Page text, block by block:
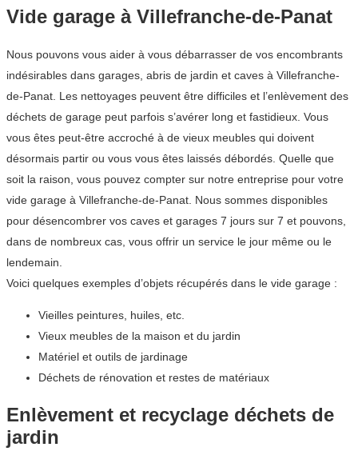
Vide garage à Villefranche-de-Panat
Nous pouvons vous aider à vous débarrasser de vos encombrants
indésirables dans garages, abris de jardin et caves à Villefranche-
de-Panat. Les nettoyages peuvent être difficiles et l’enlèvement des
déchets de garage peut parfois s’avérer long et fastidieux. Vous
vous êtes peut-être accroché à de vieux meubles qui doivent
désormais partir ou vous vous êtes laissés débordés. Quelle que
soit la raison, vous pouvez compter sur notre entreprise pour votre
vide garage à Villefranche-de-Panat. Nous sommes disponibles
pour désencombrer vos caves et garages 7 jours sur 7 et pouvons,
dans de nombreux cas, vous offrir un service le jour même ou le
lendemain.
Voici quelques exemples d’objets récupérés dans le vide garage :
Vieilles peintures, huiles, etc.
Vieux meubles de la maison et du jardin
Matériel et outils de jardinage
Déchets de rénovation et restes de matériaux
Enlèvement et recyclage déchets de
jardin